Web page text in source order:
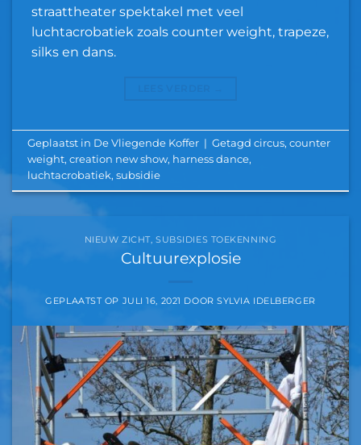
straattheater spektakel met veel
luchtacrobatiek zoals counter weight, trapeze,
silks en dans.
Geplaatst in De Vliegende Koffer | Getagdcircus,counter
weight,creation new show, harness dance,
luchtacrobatiek,subsidie
NIEUW ZICHT,SUBSIDIES TOEKENNING
Cultuurexplosie
GEPLAATST OP JULI 16, 2021 DOORSYLVIA IDELBERGER